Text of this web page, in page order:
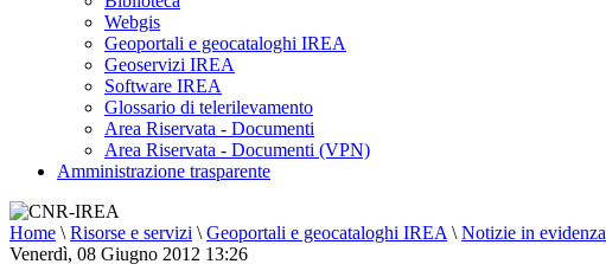
Webgis
Geoportali e geocataloghi IREA
Geoservizi IREA
Software IREA
Glossario di telerilevamento
Area Riservata - Documenti
Area Riservata - Documenti (VPN)
Amministrazione trasparente
Home \ Risorse e servizi \ Geoportali e geocataloghi IREA \ Notizie in evidenza
Venerdì, 08 Giugno 2012 13:26